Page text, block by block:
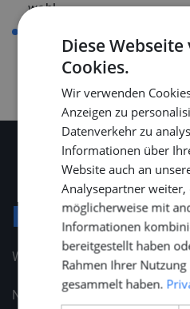
wohl.
Sie wohnen in der Region
bereit, dorthin
Konditionen
Was bieten wir?
Neben einem
Diese
Cookies.
Wir verwenden
Anzeigen zu
Datenverkehr zu
Informationen über
Website auch an
Analysepartner weiter,
möglicherweise mit
Informationen
bereitgestellt haben
Rahmen Ihrer
gesammelt haben.